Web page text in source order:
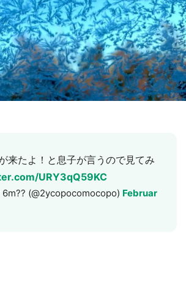
来たよ！と息子が言うので見てみ
URY3qQ59KC
(@2ycopocomocopo) Februar